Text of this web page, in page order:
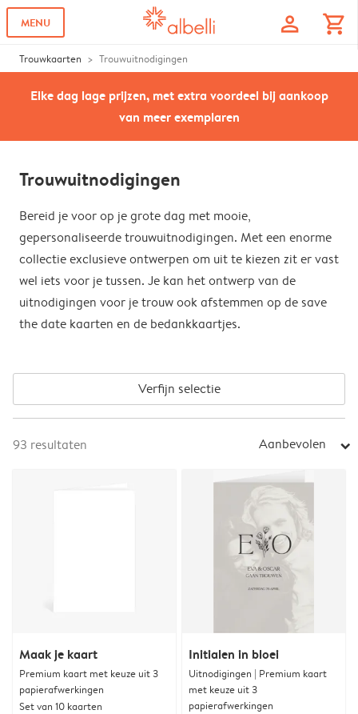
MENU profile shopping_cart
Trouwkaarten Trouwuitnodigingen
Elke dag lage prijzen, met extra voordeel bij aankoop
van meer exemplaren
Trouwuitnodigingen
Bereid je voor op je grote dag met mooie,
gepersonaliseerde trouwuitnodigingen. Met een enorme
collectie exclusieve ontwerpen om uit te kiezen zit er vast
wel iets voor je tussen. Je kan het ontwerp van de
uitnodigingen voor je trouw ook afstemmen op de save
the date kaarten en de bedankkaartjes.
Verfijn selectie
93 resultaten Aanbevolen arrow_right
Maak je kaart
Premium kaart met keuze uit 3
papierafwerkingen
Set van 10 kaarten
Initialen in bloei
Uitnodigingen | Premium kaart
met keuze uit 3
papierafwerkingen